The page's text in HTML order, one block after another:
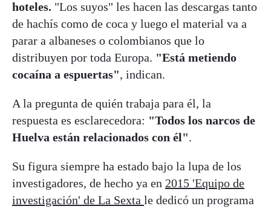
hoteles. "Los suyos" les hacen las descargas tanto
de hachís como de coca y luego el material va a
parar a albaneses o colombianos que lo
distribuyen por toda Europa. "Está metiendo
cocaína a espuertas", indican.
A la pregunta de quién trabaja para él, la
respuesta es esclarecedora: "Todos los narcos de
Huelva están relacionados con él".
Su figura siempre ha estado bajo la lupa de los
investigadores, de hecho ya en 2015 'Equipo de
investigación' de La Sexta le dedicó un programa